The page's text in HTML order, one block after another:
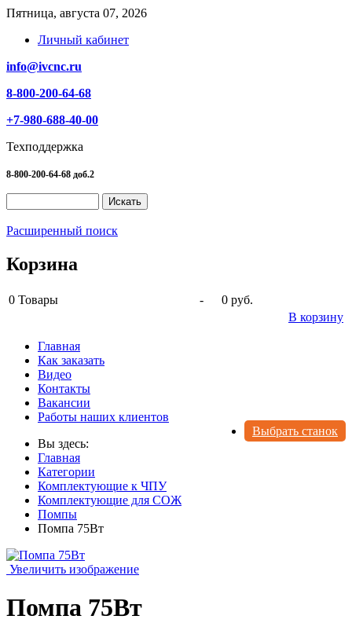
Пятница, августа 07, 2026
Личный кабинет
info@ivcnc.ru
8-800-200-64-68
+7-980-688-40-00
Техподдержка
8-800-200-64-68 доб.2
Расширенный поиск
Корзина
0 Товары -
0 руб.
В корзину
Главная
Как заказать
Видео
Контакты
Вакансии
Работы наших клиентов
Выбрать станок
Вы здесь:
Главная
Категории
Комплектующие к ЧПУ
Комплектующие для СОЖ
Помпы
Помпа 75Вт
Увеличить изображение
Помпа 75Вт